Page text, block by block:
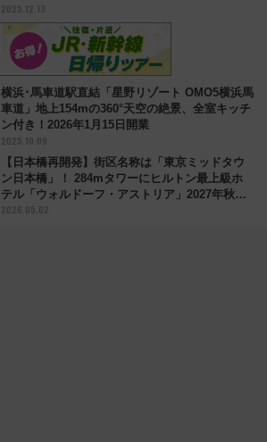
2025.12.13
横浜･馬車道駅直結「星野リゾート OMO5横浜馬
車道」地上154mの360°天空の絶景、全室キッチ
ン付き！2026年1月15日開業
2025.10.09
【日本橋再開発】街区名称は「東京ミッドタウ
ン日本橋」！ 284mタワーにヒルトン最上級ホ
テル「ウォルドーフ・アストリア」2027年秋開
業へ
2026.05.02